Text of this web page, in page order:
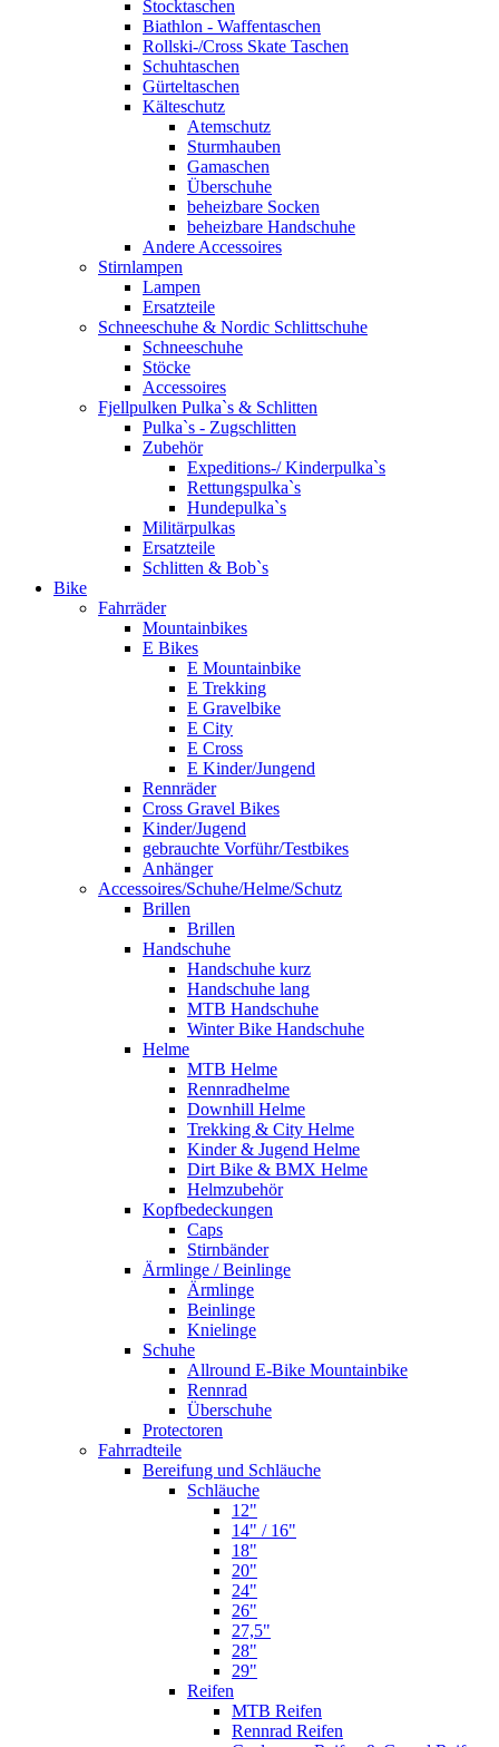
Stocktaschen
Biathlon - Waffentaschen
Rollski-/Cross Skate Taschen
Schuhtaschen
Gürteltaschen
Kälteschutz
Atemschutz
Sturmhauben
Gamaschen
Überschuhe
beheizbare Socken
beheizbare Handschuhe
Andere Accessoires
Stirnlampen
Lampen
Ersatzteile
Schneeschuhe & Nordic Schlittschuhe
Schneeschuhe
Stöcke
Accessoires
Fjellpulken Pulka`s & Schlitten
Pulka`s - Zugschlitten
Zubehör
Expeditions-/ Kinderpulka`s
Rettungspulka`s
Hundepulka`s
Militärpulkas
Ersatzteile
Schlitten & Bob`s
Bike
Fahrräder
Mountainbikes
E Bikes
E Mountainbike
E Trekking
E Gravelbike
E City
E Cross
E Kinder/Jungend
Rennräder
Cross Gravel Bikes
Kinder/Jugend
gebrauchte Vorführ/Testbikes
Anhänger
Accessoires/Schuhe/Helme/Schutz
Brillen
Brillen
Handschuhe
Handschuhe kurz
Handschuhe lang
MTB Handschuhe
Winter Bike Handschuhe
Helme
MTB Helme
Rennradhelme
Downhill Helme
Trekking & City Helme
Kinder & Jugend Helme
Dirt Bike & BMX Helme
Helmzubehör
Kopfbedeckungen
Caps
Stirnbänder
Ärmlinge / Beinlinge
Ärmlinge
Beinlinge
Knielinge
Schuhe
Allround E-Bike Mountainbike
Rennrad
Überschuhe
Protectoren
Fahrradteile
Bereifung und Schläuche
Schläuche
12"
14" / 16"
18"
20"
24"
26"
27,5"
28"
29"
Reifen
MTB Reifen
Rennrad Reifen